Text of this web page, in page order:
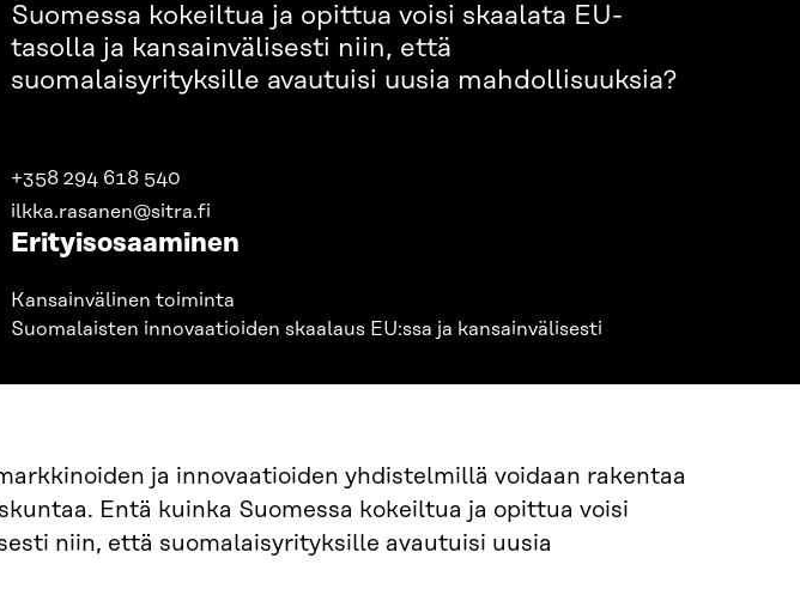
Suomessa kokeiltua ja opittua voisi skaalata EU-
tasolla ja kansainvälisesti niin, että
suomalaisyrityksille avautuisi uusia mahdollisuuksia?
+358 294 618 540
ilkka.rasanen@sitra.fi
Erityisosaaminen
Kansainvälinen toiminta
Suomalaisten innovaatioiden skaalaus EU:ssa ja kansainvälisesti
ja innovaatioiden yhdistelmillä voidaan rakentaa
Entä kuinka Suomessa kokeiltua ja opittua voisi
niin, että suomalaisyrityksille avautuisi uusia